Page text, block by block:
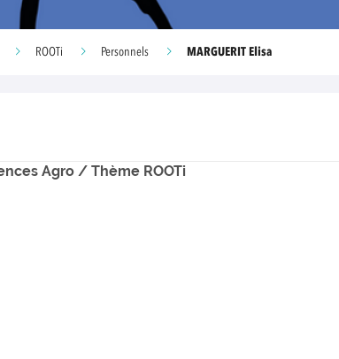
ROOTi Personnels MARGUERIT Elisa
Agro / Thème ROOTi